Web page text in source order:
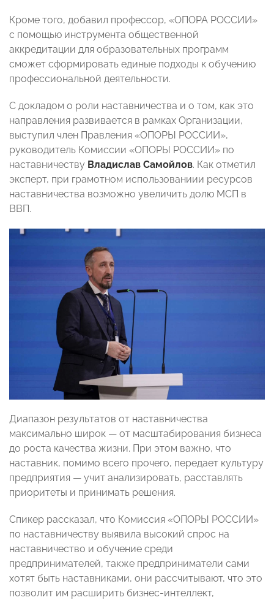
Кроме того, добавил профессор, «ОПОРА РОССИИ»
с помощью инструмента общественной
аккредитации для образовательных программ
сможет сформировать единые подходы к обучению
профессиональной деятельности.
С докладом о роли наставничества и о том, как это
направления развивается в рамках Организации,
выступил член Правления «ОПОРЫ РОССИИ»,
руководитель Комиссии «ОПОРЫ РОССИИ» по
наставничеству Владислав Самойлов. Как отметил
эксперт, при грамотном использованиии ресурсов
наставничества возможно увеличить долю МСП в
ВВП.
Диапазон результатов от наставничества
максимально широк — от масштабирования бизнеса
до роста качества жизни. При этом важно, что
наставник, помимо всего прочего, передает культуру
предприятия — учит анализировать, расставлять
приоритеты и принимать решения.
Спикер рассказал, что Комиссия «ОПОРЫ РОССИИ»
по наставничеству выявила высокий спрос на
наставничество и обучение среди
предпринимателей, также предприниматели сами
хотят быть наставниками, они рассчитывают, что это
позволит им расширить бизнес-интеллект,